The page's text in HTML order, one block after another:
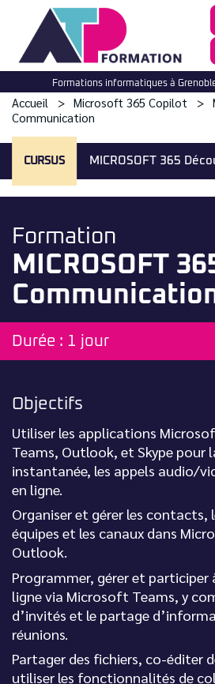
Formations informatiques à
Accueil Microsoft 365 Copilot
Communication
CURSUS MICROSOFT 365
Formation
MICROSOFT
Durée : 1 jour
Objectifs
Utiliser les applications
Teams, Outlook, et Skype
instantanée, les appels audio/
en ligne.
Organiser et gérer les contacts,
équipes et les canaux dans
Outlook.
Programmer, gérer et participer
ligne via Microsoft Teams, y
d’invités et le partage
réunions.
Partager des fichiers, co-éditer
utiliser les fonctionnalités de